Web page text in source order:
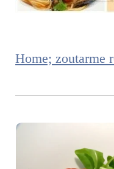
Home; zoutarme